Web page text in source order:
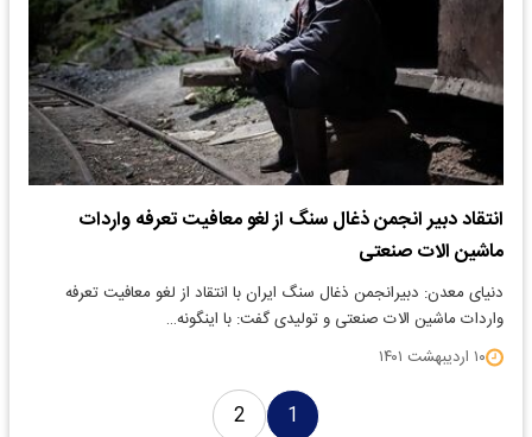
انتقاد دبیر انجمن ذغال سنگ از لغو معافیت تعرفه واردات
ماشین الات صنعتی
دنیای معدن: دبیرانجمن ذغال سنگ ایران با انتقاد از لغو معافیت تعرفه
واردات ماشین الات صنعتی و تولیدی گفت: با اینگونه…
۱۰ اردیبهشت ۱۴۰۱
1
2